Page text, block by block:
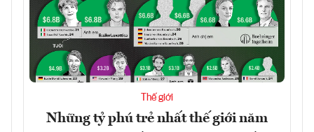
Thế giới
Những tỷ phú trẻ nhất thế giới năm